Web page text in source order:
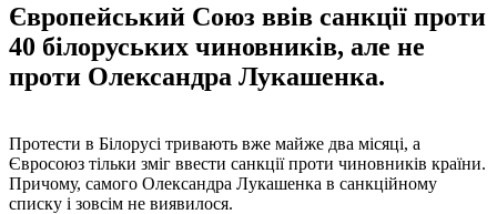
Європейський Союз ввів санкції проти
40 білоруських чиновників, але не
проти Олександра Лукашенка.
Протести в Білорусі тривають вже майже два місяці, а
Євросоюз тільки зміг ввести санкції проти чиновників країни.
Причому, самого Олександра Лукашенка в санкційному
списку і зовсім не виявилося.